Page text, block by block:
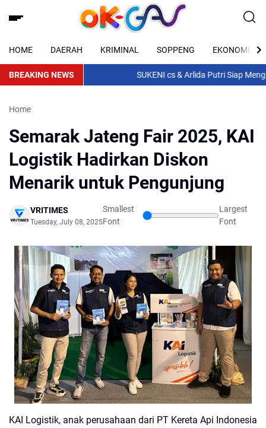
HOME DAERAH KRIMINAL SOPPENG EKONOMI
BREAKING NEWS SUKENI cs & Arlida Putri Siap
Home
Semarak Jateng Fair 2025, KAI
Logistik Hadirkan Diskon
Menarik untuk Pengunjung
VRITIMES
Tuesday, July 08, 2025
Smallest
Font
Largest
Font
KAI Logistik, anak perusahaan dari PT Kereta Api Indonesia